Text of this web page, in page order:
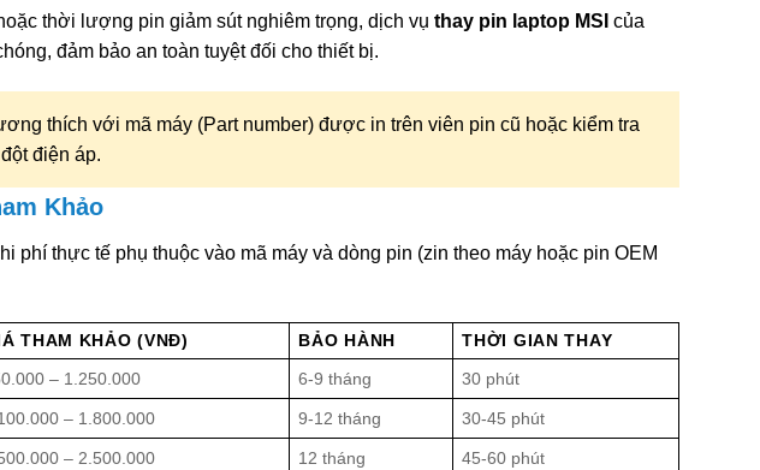
thời lượng pin giảm sút nghiêm trọng, dịch vụ thay pin laptop MSI của
đảm bảo an toàn tuyệt đối cho thiết bị.
thích với mã máy (Part number) được in trên viên pin cũ hoặc kiểm tra
điện áp.
Khảo
phí thực tế phụ thuộc vào mã máy và dòng pin (zin theo máy hoặc pin OEM
THAM KHẢO (VNĐ) BẢO HÀNH
THỜI GIAN THAY
– 1.250.000 6-9 tháng 30 phút
– 1.800.000 9-12 tháng 30-45 phút
– 2.500.000 12 tháng 45-60 phút